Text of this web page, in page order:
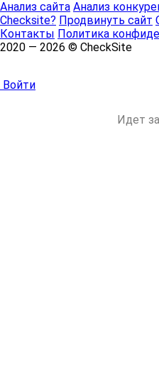
Анализ сайта Анализ
Checksite? Продвинуть сайт
Контакты Политика
2020 — 2026 © CheckSite
Войти
Идет